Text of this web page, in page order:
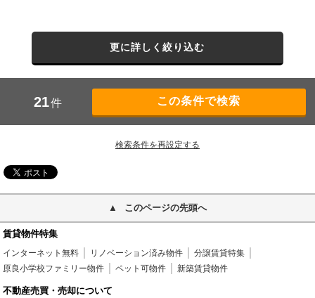
更に詳しく絞り込む
21件
検索条件を再設定する
このページの先頭へ
賃貸物件特集
インターネット無料 リノベーション済み物件
分譲賃貸特集
原良小学校ファミリー物件
ペット可物件 新築賃貸物件
不動産売買・売却について